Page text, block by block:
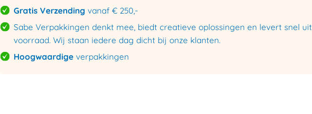
Gratis Verzending vanaf € 250,-
Sabe Verpakkingen denkt mee, biedt creatieve oplossingen en levert snel uit
voorraad. Wij staan iedere dag dicht bij onze klanten.
Hoogwaardige verpakkingen